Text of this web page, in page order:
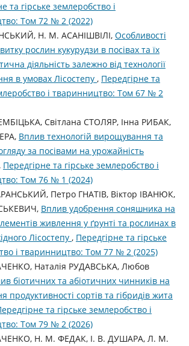
та гірське землеробство і
Том 72 № 2 (2022)
Н. М. АСАНІШВІЛІ, Особливості
рослин кукурудзи в посівах та їх
діяльність залежно від технології
в умовах Лісостепу , Передгірне та
і тваринництво: Том 67 № 2
Світлана СТОЛЯР, Інна РИБАК,
Вплив технологій вирощування та
за посівами на урожайність
Передгірне та гірське землеробство і
Том 76 № 1 (2024)
Петро ГНАТІВ, Віктор ІВАНЮК,
Вплив удобрення соняшника на
живлення у ґрунті та рослинах в
Лісостепу , Передгірне та гірське
і тваринництво: Том 77 № 2 (2025)
Наталія РУДАВСЬКА, Любов
біотичних та абіотичних чинників на
продуктивності сортів та гібридів жита
та гірське землеробство і
Том 79 № 2 (2026)
Н. М. ФЕДАК, І. В. ДУШАРА, Л. М.